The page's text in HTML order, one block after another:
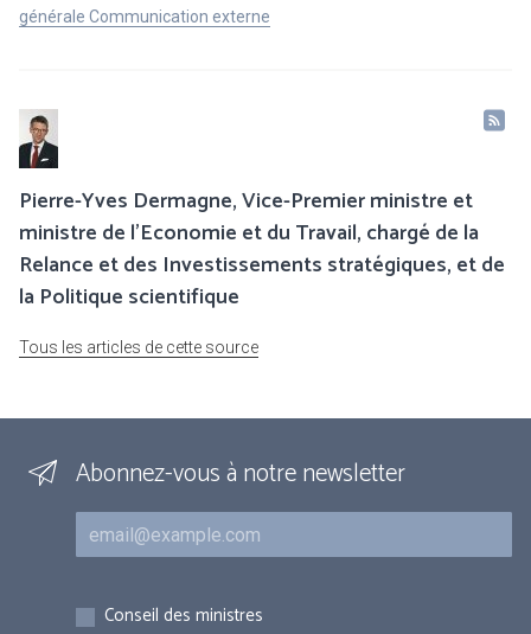
générale Communication externe
Pierre-Yves Dermagne, Vice-Premier ministre et
ministre de l’Economie et du Travail, chargé de la
Relance et des Investissements stratégiques, et de
la Politique scientifique
Tous les articles de cette source
Abonnez-vous à notre newsletter
Courriel
Inscriptions
Conseil des ministres